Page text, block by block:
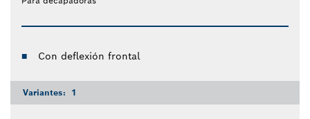
Con deflexión frontal
Variantes: 1